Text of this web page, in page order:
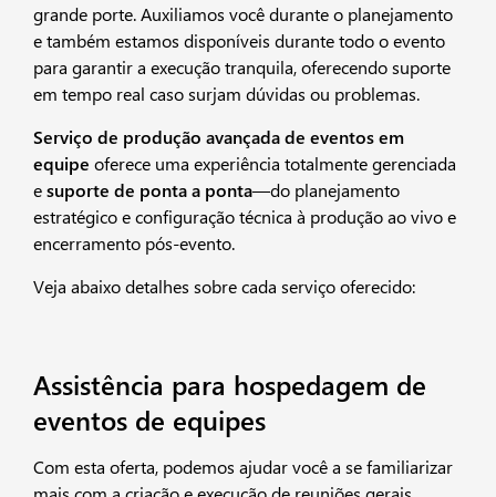
grande porte. Auxiliamos você durante o planejamento
e também estamos disponíveis durante todo o evento
para garantir a execução tranquila, oferecendo suporte
em tempo real caso surjam dúvidas ou problemas.
Serviço de produção avançada de eventos em
equipe oferece uma experiência totalmente gerenciada
esuporte de ponta a ponta—do planejamento
estratégico e configuração técnica à produção ao vivo e
encerramento pós-evento.
Veja abaixo detalhes sobre cada serviço oferecido:
Assistência para hospedagem de
eventos de equipes
Com esta oferta, podemos ajudar você a se familiarizar